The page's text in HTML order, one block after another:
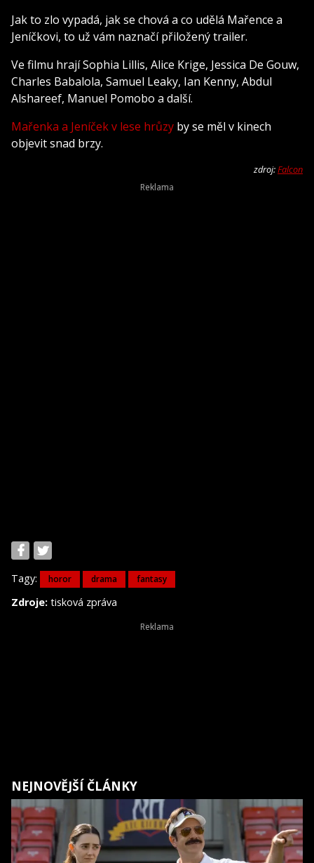
Jak to zlo vypadá, jak se chová a co udělá Mařence a
Jeníčkovi, to už vám naznačí přiložený trailer.
Ve filmu hrají Sophia Lillis, Alice Krige, Jessica De Gouw,
Charles Babalola, Samuel Leaky, Ian Kenny, Abdul
Alshareef, Manuel Pomobo a další.
Mařenka a Jeníček v lese hrůzy by se měl v kinech
objevit snad brzy.
zdroj:Falcon
Tagy: horor drama fantasy
Zdroje: tisková zpráva
NEJNOVĚJŠÍ ČLÁNKY